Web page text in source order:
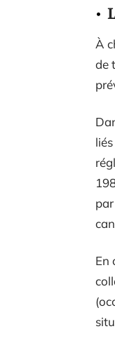
À
de
En